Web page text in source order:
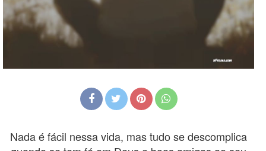
Nada é fácil nessa vida, mas tudo se descomplica